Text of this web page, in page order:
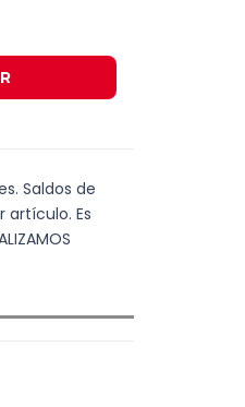
Saldos de
Es